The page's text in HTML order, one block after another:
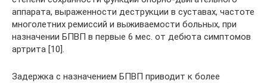
аппарата, выраженности деструкции в суставах, частоте
многолетних ремиссий и выживаемости больных, при
назначении БПВП в первые 6 мес. от дебюта симптомов
артрита [10].
Задержка с назначением БПВП приводит к более